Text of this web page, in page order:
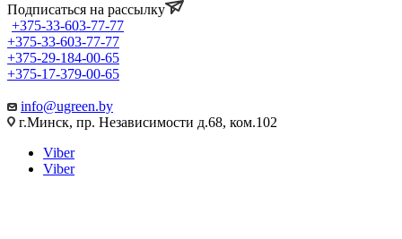
Подписаться на рассылку
+375-33-603-77-77
+375-33-603-77-77
+375-29-184-00-65
+375-17-379-00-65
info@ugreen.by
г.Минск, пр. Независимости д.68, ком.102
Viber
Viber